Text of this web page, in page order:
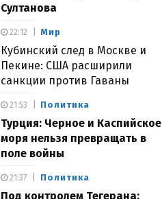
Султанова
Мир
Кубинский след в Москве и
Пекине: США расширили
санкции против Гаваны
22:12
Политика
Турция: Черное и Каспийское
моря нельзя превращать в
поле войны
21:53
Политика
Под контролем Тегерана:
21:37